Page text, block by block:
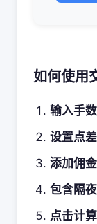
如何使用
输入手数
设置点差
添加佣金
包含隔
点击计算